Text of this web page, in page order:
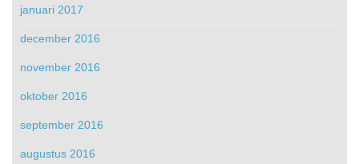
januari 2017
december 2016
november 2016
oktober 2016
september 2016
augustus 2016